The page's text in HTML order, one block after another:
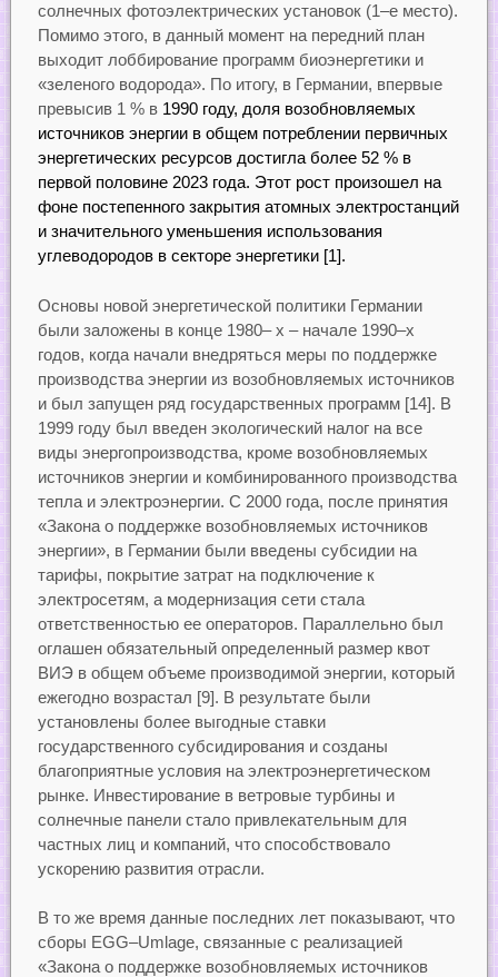
солнечных фотоэлектрических установок (1–е место).
Помимо этого, в данный момент на передний план
выходит лоббирование программ биоэнергетики и
«зеленого водорода». По итогу, в Германии, впервые
превысив 1 % в 1990 году, доля возобновляемых
источников энергии в общем потреблении первичных
энергетических ресурсов достигла более 52 % в
первой половине 2023 года. Этот рост произошел на
фоне постепенного закрытия атомных электростанций
и значительного уменьшения использования
углеводородов в секторе энергетики [1].
Основы новой энергетической политики Германии
были заложены в конце 1980– х – начале 1990–х
годов, когда начали внедряться меры по поддержке
производства энергии из возобновляемых источников
и был запущен ряд государственных программ [14]. В
1999 году был введен экологический налог на все
виды энергопроизводства, кроме возобновляемых
источников энергии и комбинированного производства
тепла и электроэнергии. С 2000 года, после принятия
«Закона о поддержке возобновляемых источников
энергии», в Германии были введены субсидии на
тарифы, покрытие затрат на подключение к
электросетям, а модернизация сети стала
ответственностью ее операторов. Параллельно был
оглашен обязательный определенный размер квот
ВИЭ в общем объеме производимой энергии, который
ежегодно возрастал [9]. В результате были
установлены более выгодные ставки
государственного субсидирования и созданы
благоприятные условия на электроэнергетическом
рынке. Инвестирование в ветровые турбины и
солнечные панели стало привлекательным для
частных лиц и компаний, что способствовало
ускорению развития отрасли.
В то же время данные последних лет показывают, что
сборы EGG–Umlage, связанные с реализацией
«Закона о поддержке возобновляемых источников